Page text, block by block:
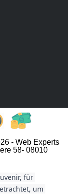
- Web Experts
58- 08010
für
um